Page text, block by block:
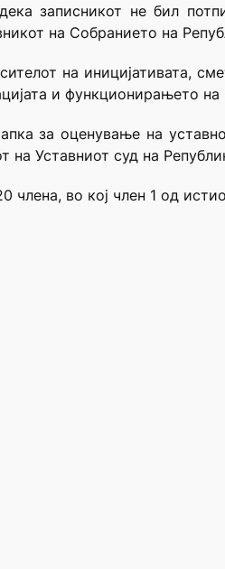
записникот не бил
на Собранието на
на иницијативата,
и функционирањето
за оценување на
Уставниот суд на
во кој член 1 од